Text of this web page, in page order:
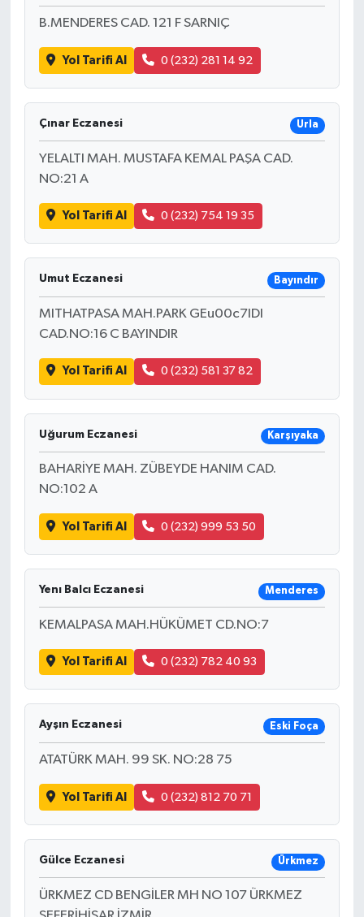
B.MENDERES CAD. 121 F SARNIÇ
Yol Tarifi Al 0 (232) 281 14 92
Çınar Eczanesi Urla
YELALTI MAH. MUSTAFA KEMAL PAŞA CAD.
NO:21 A
Yol Tarifi Al 0 (232) 754 19 35
Umut Eczanesi Bayındır
MITHATPASA MAH.PARK GEu00c7IDI
CAD.NO:16 C BAYINDIR
Yol Tarifi Al 0 (232) 581 37 82
Uğurum Eczanesi Karşıyaka
BAHARİYE MAH. ZÜBEYDE HANIM CAD.
NO:102 A
Yol Tarifi Al 0 (232) 999 53 50
Yenı Balcı Eczanesi Menderes
KEMALPASA MAH.HÜKÜMET CD.NO:7
Yol Tarifi Al 0 (232) 782 40 93
Ayşın Eczanesi Eski Foça
ATATÜRK MAH. 99 SK. NO:28 75
Yol Tarifi Al 0 (232) 812 70 71
Gülce Eczanesi Ürkmez
ÜRKMEZ CD BENGİLER MH NO 107 ÜRKMEZ